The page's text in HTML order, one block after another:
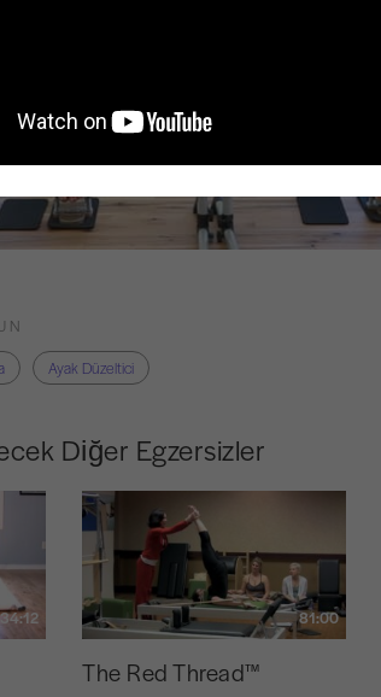
Ayak Düzeltici
Diğer Egzersizler
34:12 81:00
The Red Thread™